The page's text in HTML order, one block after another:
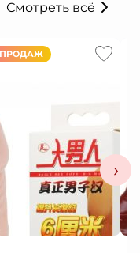
Смотреть всё
ПРОДАЖ
›